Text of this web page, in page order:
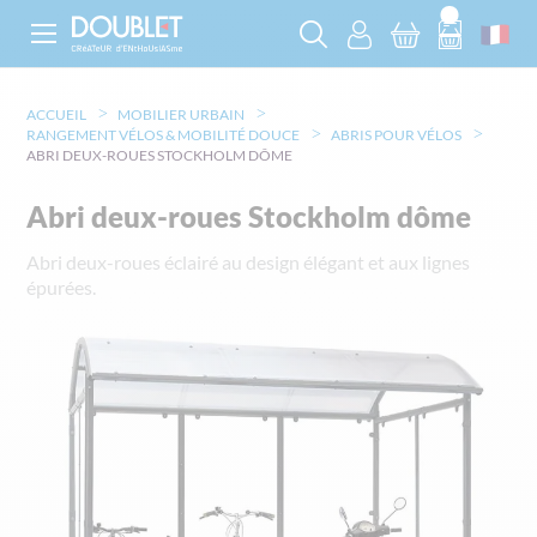
ACCUEIL
MOBILIER URBAIN
RANGEMENT VÉLOS & MOBILITÉ DOUCE
ABRIS POUR VÉLOS
ABRI DEUX-ROUES STOCKHOLM DÔME
Abri deux-roues Stockholm dôme
Abri deux-roues éclairé au design élégant et aux lignes
épurées.